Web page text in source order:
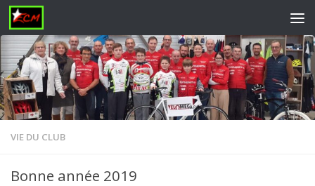
Skip to content
VIE DU CLUB
Bonne année 2019